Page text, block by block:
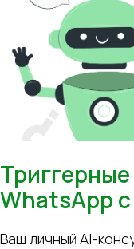
WhatsApp
Ваш личный AI-